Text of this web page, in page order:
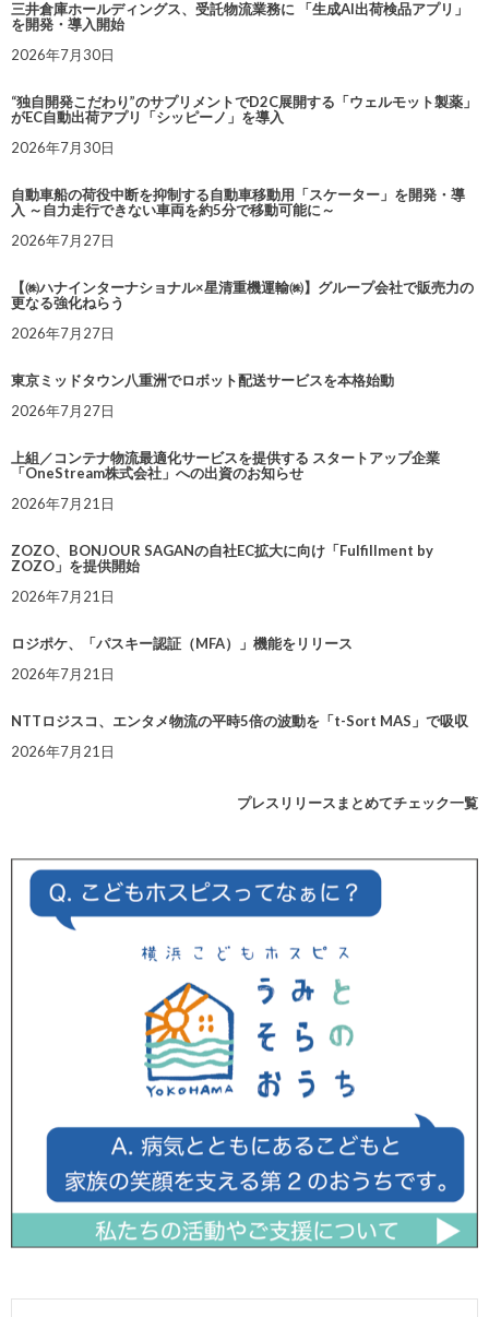
三井倉庫ホールディングス、受託物流業務に 「生成AI出荷検品アプリ」
を開発・導入開始
2026年7月30日
“独自開発こだわり”のサプリメントでD2C展開する「ウェルモット製薬」
がEC自動出荷アプリ「シッピーノ」を導入
2026年7月30日
自動車船の荷役中断を抑制する自動車移動用「スケーター」を開発・導
入 ～自力走行できない車両を約5分で移動可能に～
2026年7月27日
【㈱ハナインターナショナル×星清重機運輸㈱】グループ会社で販売力の
更なる強化ねらう
2026年7月27日
東京ミッドタウン八重洲でロボット配送サービスを本格始動
2026年7月27日
上組／コンテナ物流最適化サービスを提供する スタートアップ企業
「OneStream株式会社」への出資のお知らせ
2026年7月21日
ZOZO、BONJOUR SAGANの自社EC拡大に向け「Fulfillment by
ZOZO」を提供開始
2026年7月21日
ロジポケ、「パスキー認証（MFA）」機能をリリース
2026年7月21日
NTTロジスコ、エンタメ物流の平時5倍の波動を「t-Sort MAS」で吸収
2026年7月21日
プレスリリースまとめてチェック一覧